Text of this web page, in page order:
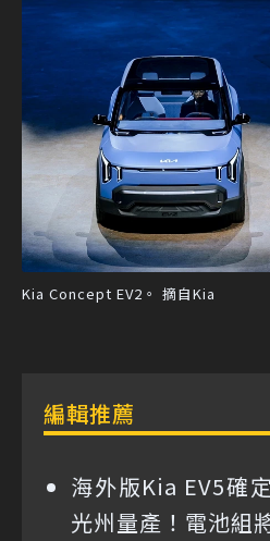
Kia Concept EV2。 摘自Kia
編輯推薦
海外版Kia EV5確
光州量產！電池組